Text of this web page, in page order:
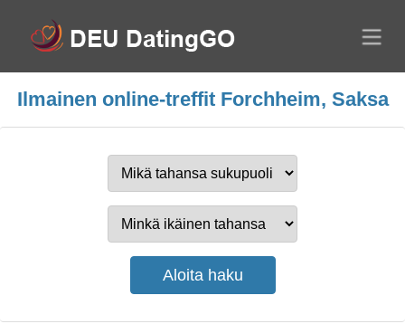
Ilmainen online-treffit Forchheim, Saksa